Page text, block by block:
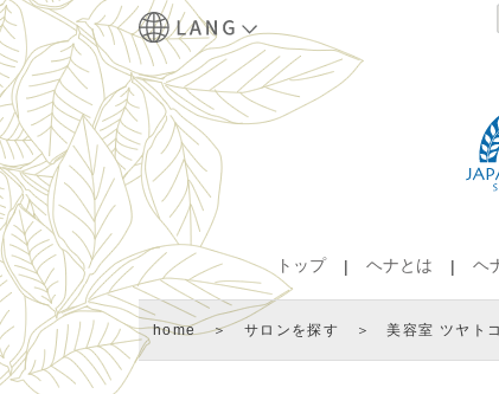
トップ ヘナとは ヘ
home＞ サロンを探す ＞ 美容室 ツヤトコ